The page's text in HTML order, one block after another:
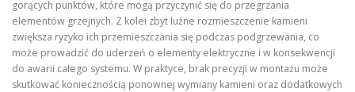
gorących punktów, które mogą przyczynić się do przegrzania
elementów grzejnych. Z kolei zbyt luźne rozmieszczenie kamieni
zwiększa ryzyko ich przemieszczania się podczas podgrzewania, co
może prowadzić do uderzeń o elementy elektryczne i w konsekwencji
do awarii całego systemu. W praktyce, brak precyzji w montażu może
skutkować koniecznością ponownej wymiany kamieni oraz dodatkowych